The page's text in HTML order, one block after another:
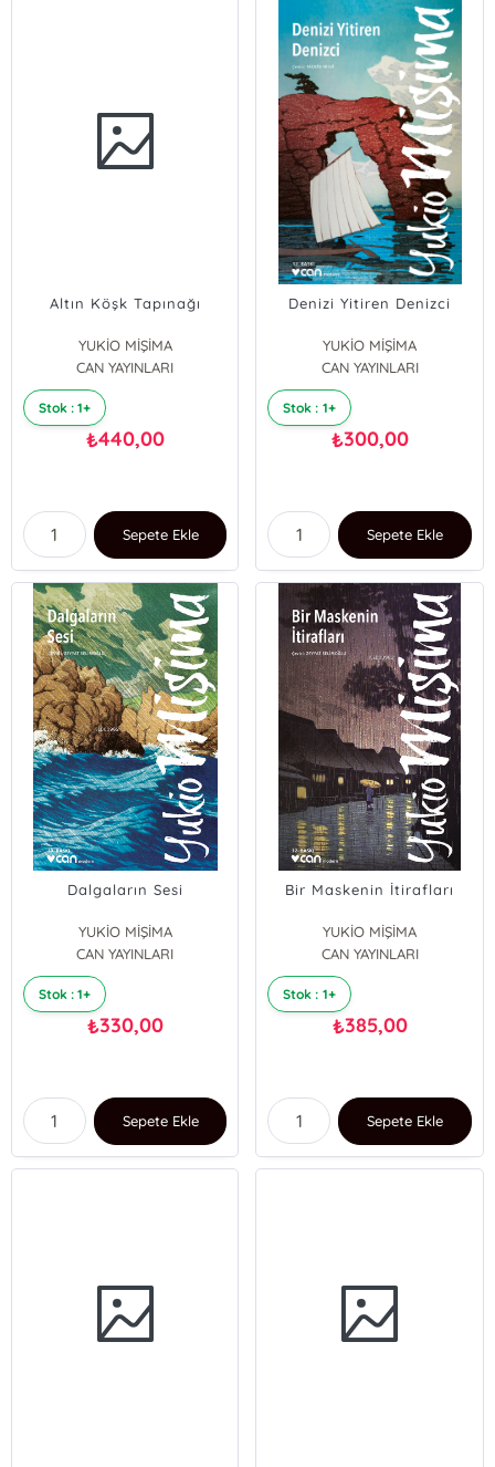
Altın Köşk Tapınağı
YUKİO MİŞİMA
CAN YAYINLARI
Stok : 1+
₺440,00
Sepete Ekle
Denizi Yitiren Denizci
YUKİO MİŞİMA
CAN YAYINLARI
Stok : 1+
₺300,00
Sepete Ekle
Dalgaların Sesi
YUKİO MİŞİMA
CAN YAYINLARI
Stok : 1+
₺330,00
Sepete Ekle
Bir Maskenin İtirafları
YUKİO MİŞİMA
CAN YAYINLARI
Stok : 1+
₺385,00
Sepete Ekle